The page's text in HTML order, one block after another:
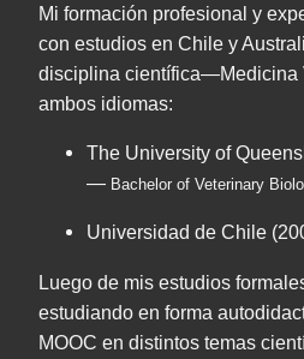
Mi formación profesional y
con estudios en Chile y
disciplina
ambos idiomas:
The University of
— Bachelor of Veterinary
Universidad de Chile
Luego de mis estudios
estudiando en forma
MOOC en distintos temas